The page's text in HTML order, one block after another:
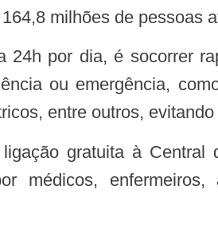
milhões de pessoas
ou emergência,
entre outros,
médicos,